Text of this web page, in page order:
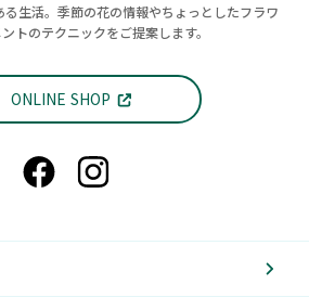
る生活。季節の花の情報やちょっとしたフラワ
トのテクニックをご提案します。
ONLINE SHOP